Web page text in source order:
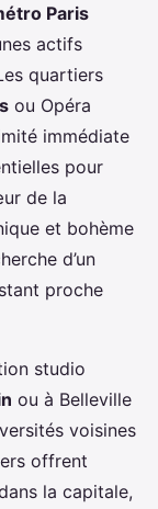
Paris
actifs
quartiers
ou Opéra
immédiate
pour
de la
et bohème
d’un
proche
studio
ou à Belleville
voisines
offrent
la capitale,